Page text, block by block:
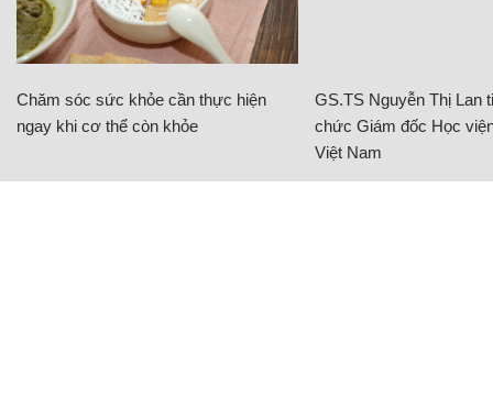
Chăm sóc sức khỏe cần thực hiện
ngay khi cơ thể còn khỏe
GS.TS Nguyễn Thị Lan
chức Giám đốc Học
Việt Nam